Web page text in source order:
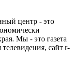
центр - это
Мы - это газета
сайт r-